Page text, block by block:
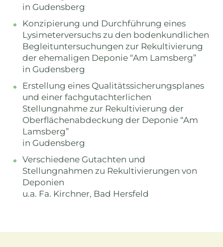
in Gudensberg
Konzipierung und Durchführung eines
Lysimeterversuchs zu den bodenkundlichen
Begleituntersuchungen zur Rekultivierung
der ehemaligen Deponie “Am Lamsberg”
in Gudensberg
Erstellung eines Qualitätssicherungsplanes
und einer fachgutachterlichen
Stellungnahme zur Rekultivierung der
Oberflächenabdeckung der Deponie “Am
Lamsberg”
in Gudensberg
Verschiedene Gutachten und
Stellungnahmen zu Rekultivierungen von
Deponien
u.a. Fa. Kirchner, Bad Hersfeld